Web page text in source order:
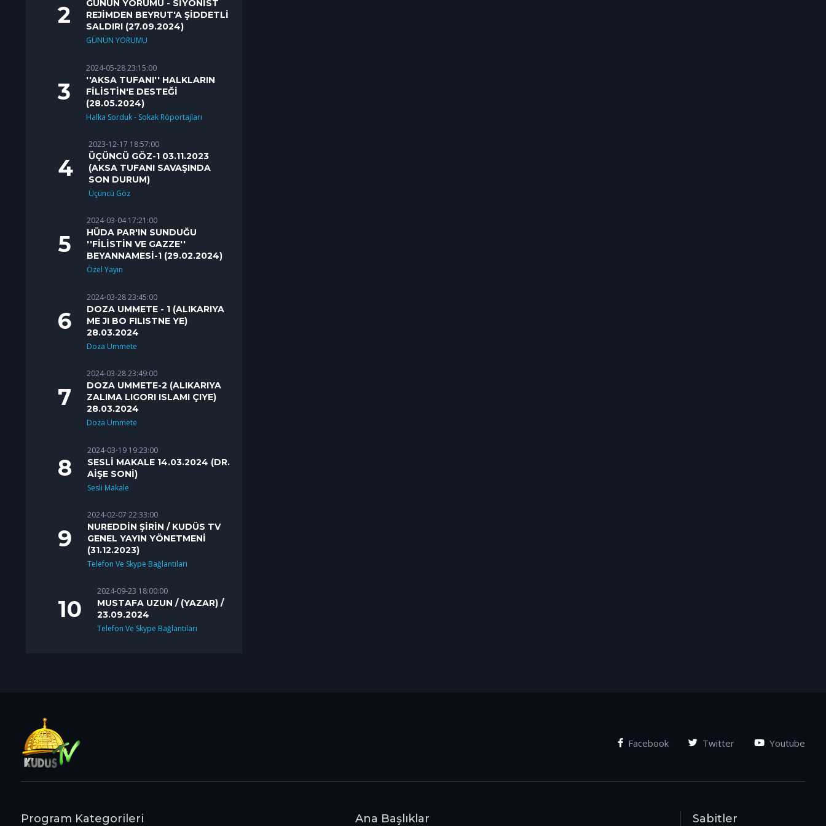
GÜNÜN YORUMU - SİYONİST
REJİMDEN BEYRUT'A ŞİDDETLİ
SALDIRI (27.09.2024)
GÜNÜN YORUMU
2024-05-28 23:15:00
''AKSA TUFANI'' HALKLARIN
FİLİSTİN'E DESTEĞİ
(28.05.2024)
Halka Sorduk - Sokak Röportajları
2023-12-17 18:57:00
ÜÇÜNCÜ GÖZ-1 03.11.2023
(AKSA TUFANI SAVAŞINDA
SON DURUM)
Üçüncü Göz
2024-03-04 17:21:00
HÜDA PAR'IN SUNDUĞU
''FİLİSTİN VE GAZZE''
BEYANNAMESİ-1 (29.02.2024)
Özel Yayın
2024-03-28 23:45:00
DOZA UMMETE - 1 (ALIKARIYA
ME JI BO FILISTNE YE)
28.03.2024
Doza Ummete
2024-03-28 23:49:00
DOZA UMMETE-2 (ALIKARIYA
ZALIMA LIGORI ISLAMI ÇIYE)
28.03.2024
Doza Ummete
2024-03-19 19:23:00
SESLİ MAKALE 14.03.2024 (DR.
AİŞE SONİ)
Sesli Makale
2024-02-07 22:33:00
NUREDDİN ŞİRİN / KUDÜS TV
GENEL YAYIN YÖNETMENİ
(31.12.2023)
Telefon Ve Skype Bağlantıları
2024-09-23 18:00:00
MUSTAFA UZUN / (YAZAR) /
23.09.2024
Telefon Ve Skype Bağlantıları
Facebook Twitter Youtube
Program Kategorileri Ana Başlıklar Sabitler